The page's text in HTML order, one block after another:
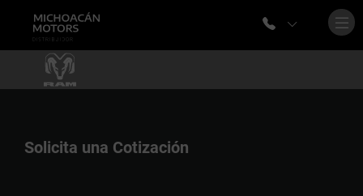
Solicita una Cotización